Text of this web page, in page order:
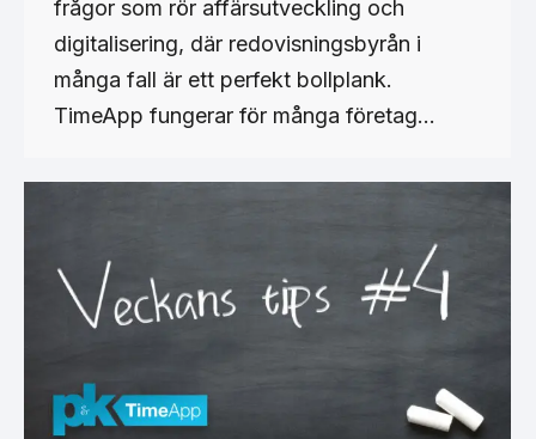
frågor som rör affärsutveckling och
digitalisering, där redovisningsbyrån i
många fall är ett perfekt bollplank.
TimeApp fungerar för många företag…